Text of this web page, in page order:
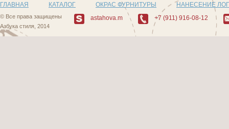
ГЛАВНАЯ КАТАЛОГ ОКРАС ФУРНИТУРЫ НАНЕСЕНИЕ
© Все права защищены
Азбука стиля, 2014
astahova.m +7 (911) 916-08-12